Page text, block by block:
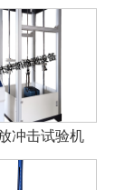
冲击试验机